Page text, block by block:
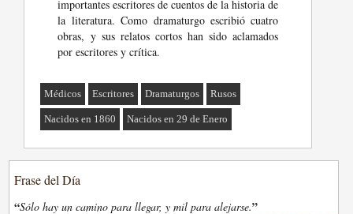
importantes escritores de cuentos de la historia de
la literatura. Como dramaturgo escribió cuatro
obras, y sus relatos cortos han sido aclamados
por escritores y crítica.
Médicos Escritores Dramaturgos Rusos
Nacidos en 1860 Nacidos en 29 de Enero
Frase del Día
“Sólo hay un camino para llegar, y mil para alejarse.”